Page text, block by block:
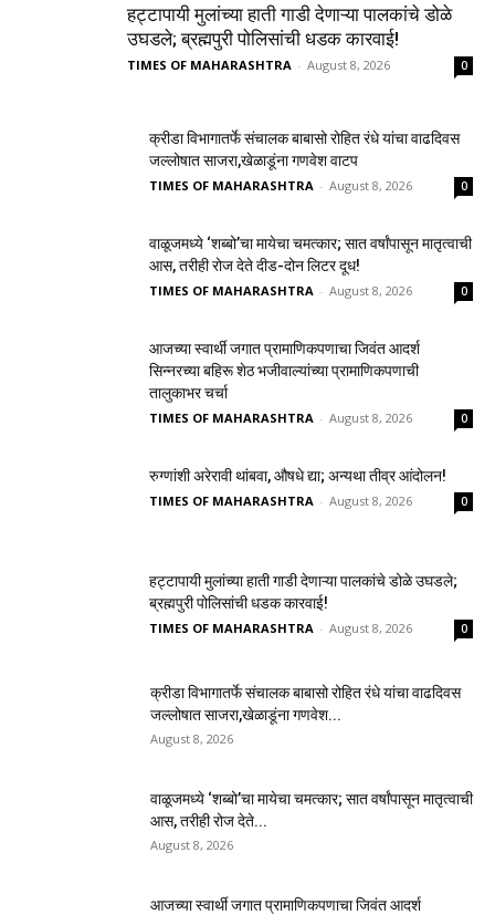
हट्टापायी मुलांच्या हाती गाडी देणाऱ्या पालकांचे डोळे
उघडले; ब्रह्मपुरी पोलिसांची धडक कारवाई!
TIMES OF MAHARASHTRA - August 8, 2026 0
क्रीडा विभागातर्फे संचालक बाबासो रोहित रंधे यांचा वाढदिवस
जल्लोषात साजरा,खेळाडूंना गणवेश वाटप
TIMES OF MAHARASHTRA - August 8, 2026 0
वाळूजमध्ये ‘शब्बो’चा मायेचा चमत्कार; सात वर्षांपासून मातृत्वाची
आस, तरीही रोज देते दीड-दोन लिटर दूध!
TIMES OF MAHARASHTRA - August 8, 2026 0
आजच्या स्वार्थी जगात प्रामाणिकपणाचा जिवंत आदर्श
सिन्नरच्या बहिरू शेठ भजीवाल्यांच्या प्रामाणिकपणाची
तालुकाभर चर्चा
TIMES OF MAHARASHTRA - August 8, 2026 0
रुग्णांशी अरेरावी थांबवा, औषधे द्या; अन्यथा तीव्र आंदोलन!
TIMES OF MAHARASHTRA - August 8, 2026 0
हट्टापायी मुलांच्या हाती गाडी देणाऱ्या पालकांचे डोळे उघडले;
ब्रह्मपुरी पोलिसांची धडक कारवाई!
TIMES OF MAHARASHTRA - August 8, 2026 0
क्रीडा विभागातर्फे संचालक बाबासो रोहित रंधे यांचा वाढदिवस
जल्लोषात साजरा,खेळाडूंना गणवेश...
August 8, 2026
वाळूजमध्ये ‘शब्बो’चा मायेचा चमत्कार; सात वर्षांपासून मातृत्वाची
आस, तरीही रोज देते...
August 8, 2026
आजच्या स्वार्थी जगात प्रामाणिकपणाचा जिवंत आदर्श